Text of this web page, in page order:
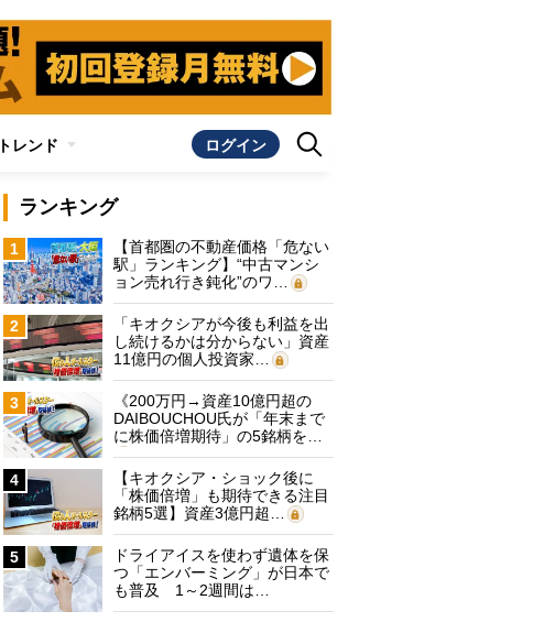
トレンド ログイン
ランキング
1
【首都圏の不動産価格「危ない
駅」ランキング】“中古マンシ
ョン売れ行き鈍化”のワ…
2
「キオクシアが今後も利益を出
し続けるかは分からない」資産
11億円の個人投資家…
3
《200万円→資産10億円超の
DAIBOUCHOU氏が「年末まで
に株価倍増期待」の5銘柄を…
4
【キオクシア・ショック後に
「株価倍増」も期待できる注目
銘柄5選】資産3億円超…
5
ドライアイスを使わず遺体を保
つ「エンバーミング」が日本で
も普及 1～2週間は…